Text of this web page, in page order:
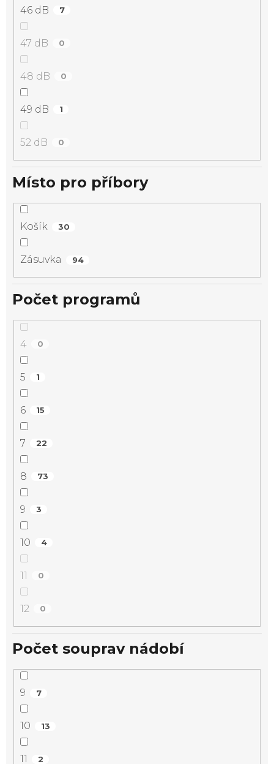
46 dB 7
47 dB 0
48 dB 0
49 dB 1
52 dB 0
Místo pro příbory
Košík 30
Zásuvka 94
Počet programů
4 0
5 1
6 15
7 22
8 73
9 3
10 4
11 0
12 0
Počet souprav nádobí
9 7
10 13
11 2